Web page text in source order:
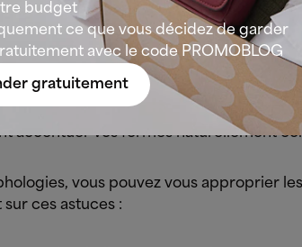
des manches bouffantes
en A (ou en triangle). Il rééquilibre la
légèrement la ligne des
en sablier ou en 8
, les manches ballon
accentuer vos formes naturellement
vous pouvez vous approprier
ces astuces :
budget
ce que vous décidez de garder
avec le code PROMOBLOG
gratuitement